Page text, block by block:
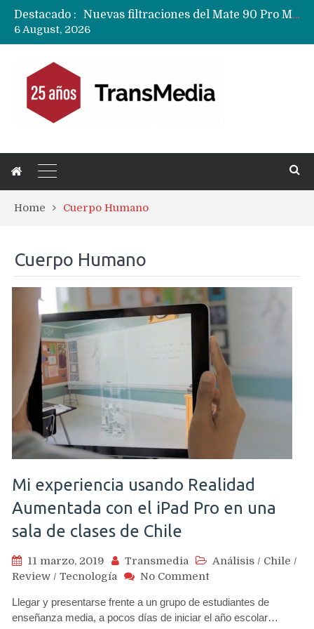
Destacado :
Nuevas filtraciones del Mate 90 Pro Max apuntan a potenciar las cámaras y pantalla OLED doble capa
Apple dice que más ex empleados se llevaron datos confidenciales a OpenAI
6 August, 2026
Home Cuerpo Humano
Cuerpo Humano
Mi experiencia usando Realidad
Aumentada con el iPad Pro en una
sala de clases de Chile
11 marzo, 2019 Transmedia Análisis / Chile /
Review / Tecnología No Commenton
experiencia
usando
Llegar y presentarse frente a un grupo de estudiantes de
enseñanza media, a pocos días de iniciar el año escolar…